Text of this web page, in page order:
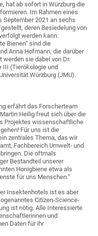
hat ab sofort in Würzburg die
Im Rahmen eines
September 2021 an sechs
deren Besiedelung von
werden kann.
Bienen“ sind die
Anna Hofmann, die darüber
sie dabei von Dr.
III (Tierökologie und
Würzburg (JMU).
erfährt das Forscherteam
Heilig freut sich über die
Projektes wissenschaftliche
Für uns ist die
zentrales Thema, das wir
Fachbereich Umwelt- und
Die oftmals
Bestandteil unserer
Honigbiene etwa als
für uns Menschen.“
Insektenhotels ist es aber
Citizen-Science-
ist nötig. Alle Interessierte
und
Daten für ihr